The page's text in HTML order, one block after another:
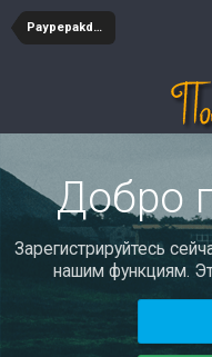
Paypepakdiopy
Добро
Зарегистрируйтесь
нашим функциям.